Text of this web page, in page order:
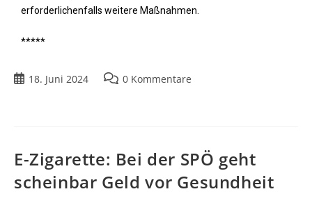
erforderlichenfalls weitere Maßnahmen.
*****
18. Juni 2024 0 Kommentare
E-Zigarette: Bei der SPÖ geht
scheinbar Geld vor Gesundheit